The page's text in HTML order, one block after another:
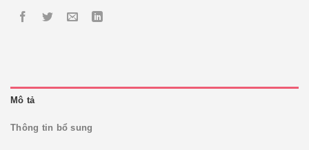
Mô tả
Thông tin bổ sung